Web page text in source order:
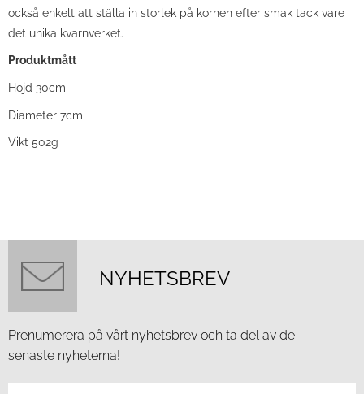
också enkelt att ställa in storlek på kornen efter smak tack vare
det unika kvarnverket.
Produktmått
Höjd 30cm
Diameter 7cm
Vikt 502g
NYHETSBREV
Prenumerera på vårt nyhetsbrev och ta del av de
senaste nyheterna!